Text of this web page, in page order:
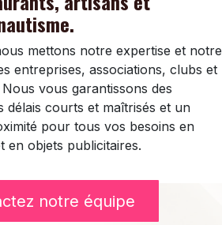
mettons notre expertise et notre
entreprises, associations, clubs et
vous garantissons des
délais courts et maîtrisés et un
pour tous vos besoins en
en objets publicitaires.
notre équipe